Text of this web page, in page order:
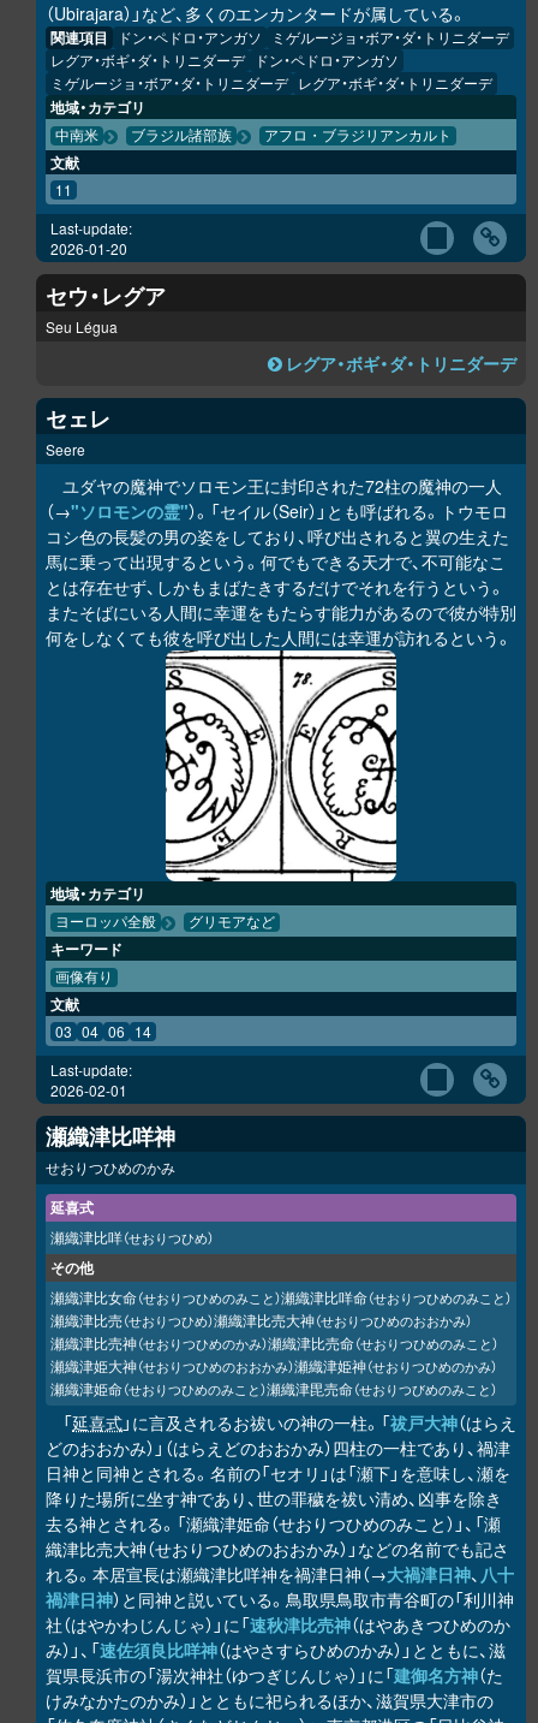
（Ubirajara）」など、多くのエンカンタードが属している。
関連項目 ドン・ペドロ・アンガソ
ミゲルージョ・ボア・ダ・トリニダーデ
レグア・ボギ・ダ・トリニダーデ
ドン・ペドロ・アンガソ
ミゲルージョ・ボア・ダ・トリニダーデ レグア・ボギ・ダ・トリニダーデ
地域・カテゴリ
中南米 ブラジル諸部族 アフロ・ブラジリアンカルト
文献
11
Last-update:
2026-01-20
セウ・レグア
Seu Légua
レグア・ボギ・ダ・トリニダーデ
セェレ
Seere
ユダヤの魔神でソロモン王に封印された72柱の魔神の一人
（→"ソロモンの霊"）。「セイル（Seir）」とも呼ばれる。トウモロ
コシ色の長髪の男の姿をしており、呼び出されると翼の生えた
馬に乗って出現するという。何でもできる天才で、不可能なこ
とは存在せず、しかもまばたきするだけでそれを行うという。
またそばにいる人間に幸運をもたらす能力があるので彼が特別
何をしなくても彼を呼び出した人間には幸運が訪れるという。
地域・カテゴリ
ヨーロッパ全般 グリモアなど
キーワード
画像有り
文献
03 04 06 14
Last-update:
2026-02-01
瀬織津比咩神
せおりつひめのかみ
延喜式
瀬織津比咩（せおりつひめ）
その他
瀬織津比女命（せおりつひめのみこと）瀬織津比咩命（せおりつひめのみこと）
瀬織津比売（せおりつひめ）瀬織津比売大神（せおりつひめのおおかみ）
瀬織津比売神（せおりつひめのかみ）瀬織津比売命（せおりつひめのみこと）
瀬織津姫大神（せおりつひめのおおかみ）瀬織津姫神（せおりつひめのかみ）
瀬織津姫命（せおりつひめのみこと）瀬織津毘売命（せおりつびめのみこと）
「延喜式」に言及されるお祓いの神の一柱。「祓戸大神（はらえ
どのおおかみ）」（はらえどのおおかみ）四柱の一柱であり、禍津
日神と同神とされる。名前の「セオリ」は「瀬下」を意味し、瀬を
降りた場所に坐す神であり、世の罪穢を祓い清め、凶事を除き
去る神とされる。「瀬織津姫命（せおりつひめのみこと）」、「瀬
織津比売大神（せおりつひめのおおかみ）」などの名前でも記さ
れる。本居宣長は瀬織津比咩神を禍津日神（→大禍津日神、 八十
禍津日神）と同神と説いている。鳥取県鳥取市青谷町の「利川神
社（はやかわじんじゃ）」に「速秋津比売神（はやあきつひめのか
み）」、「速佐須良比咩神（はやさすらひめのかみ）」とともに、滋
賀県長浜市の「湯次神社（ゆつぎじんじゃ）」に「建御名方神（た
けみなかたのかみ）」とともに祀られるほか、滋賀県大津市の